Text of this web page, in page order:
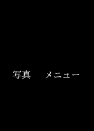
写真 メニュー